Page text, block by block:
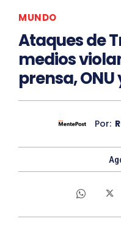
MUNDO
Ataques de
medios
prensa, ONU
Por: